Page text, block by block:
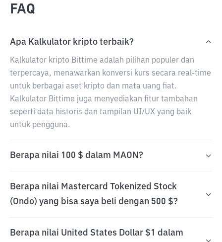
FAQ
Apa Kalkulator kripto terbaik?
Kalkulator kripto Bittime adalah pilihan populer dan
terpercaya, menawarkan konversi kurs secara real-time
untuk berbagai aset kripto dan mata uang fiat.
Kalkulator Bittime juga menyediakan fitur tambahan
seperti data historis dan tampilan UI/UX yang baik
untuk pengguna.
Berapa nilai 100 $ dalam MAON?
Berapa nilai Mastercard Tokenized Stock
(Ondo) yang bisa saya beli dengan 500 $?
Berapa nilai United States Dollar $1 dalam